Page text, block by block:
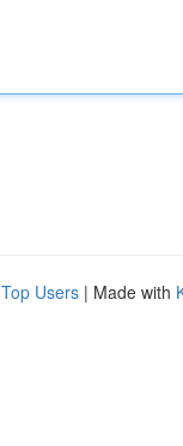
Top Users | Made with